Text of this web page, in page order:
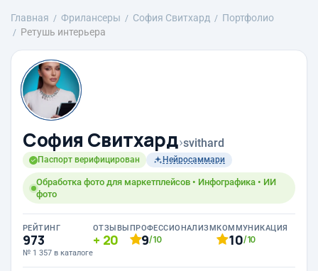
Главная Фрилансеры София Свитхард
Портфолио
Ретушь интерьера
София Свитхард›svithard
Паспорт верифицирован Нейросаммари
Обработка фото для маркетплейсов • Инфографика • ИИ
фото
РЕЙТИНГ
973
№ 1 357 в каталоге
ОТЗЫВЫ
20
ПРОФЕССИОНАЛИЗМ
9/10
КОММУНИКАЦИЯ
10/10